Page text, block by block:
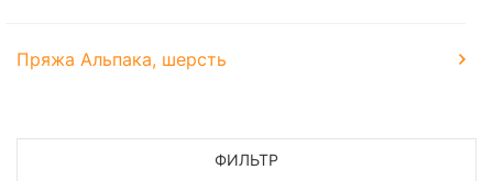
Пряжа Альпака, шерсть
ФИЛЬТР